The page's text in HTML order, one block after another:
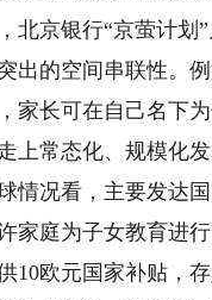
北京银行“京萤计划
的空间串联性。例
家长可在自己名下
上常态化、规模化
况看，主要发达国
家庭为子女教育进
10欧元国家补贴，